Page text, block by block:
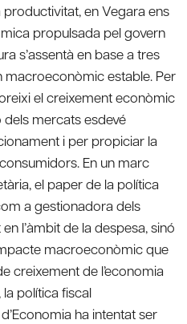
en Vegara ens
propulsada pel govern
s’assentà en base a tres
macroeconòmic estable. Per
el creixement econòmic
mercats esdevé
i per propiciar la
En un marc
el paper de la política
a gestionadora dels
l’àmbit de la despesa, sinó
macroeconòmic que
creixement de l’economia
la política fiscal
ha intentat ser